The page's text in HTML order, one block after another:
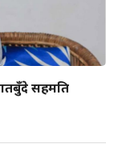
सहमति